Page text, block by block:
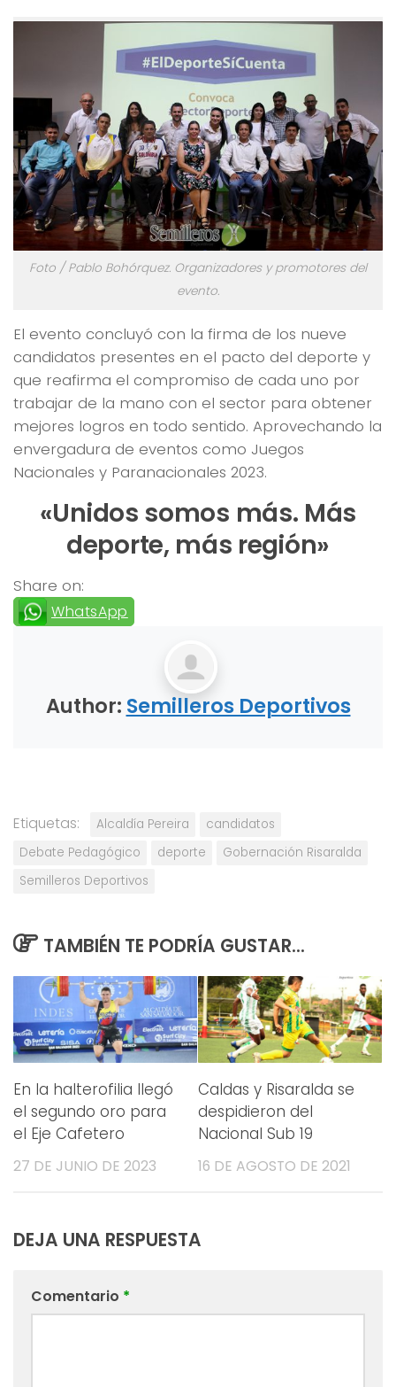
Foto / Pablo Bohórquez. Organizadores y promotores del
evento.
El evento concluyó con la firma de los nueve
candidatos presentes en el pacto del deporte y
que reafirma el compromiso de cada uno por
trabajar de la mano con el sector para obtener
mejores logros en todo sentido. Aprovechando la
envergadura de eventos como Juegos
Nacionales y Paranacionales 2023.
«Unidos somos más. Más
deporte, más región»
Share on:
WhatsApp
Author: Semilleros Deportivos
Etiquetas: Alcaldía Pereira
candidatos
Debate Pedagógico
deporte
Gobernación Risaralda
Semilleros Deportivos
TAMBIÉN TE PODRÍA GUSTAR...
En la halterofilia llegó
el segundo oro para
el Eje Cafetero
27 DE JUNIO DE 2023
Caldas y Risaralda se
despidieron del
Nacional Sub 19
16 DE AGOSTO DE 2021
DEJA UNA RESPUESTA
Comentario *